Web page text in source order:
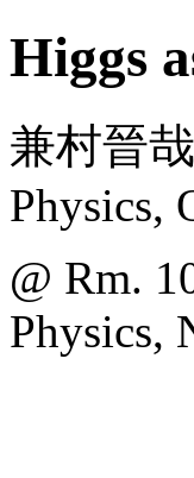
Higgs
兼村晉
Physics,
@ Rm.
Physics,